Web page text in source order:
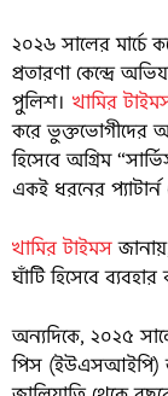
২০২৬ সালের মার্চে
প্রতারণা কেন্দ্রে
পুলিশ। খামির
করে ভুক্তভোগীদের
হিসেবে অগ্রিম
একই ধরনের প্যাটার্ন
খামির টাইমস
ঘাঁটি হিসেবে
অন্যদিকে, ২০২৫
পিস (ইউএসআইপি)